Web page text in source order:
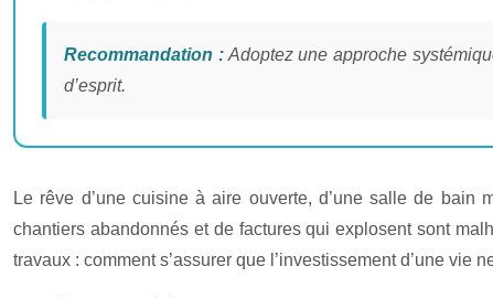
Recommandation :Adoptez une approche
d’esprit.
Le rêve d’une cuisine à aire ouverte, d’une salle de bain
chantiers abandonnés et de factures qui explosent sont
travaux : comment s’assurer que l’investissement d’une